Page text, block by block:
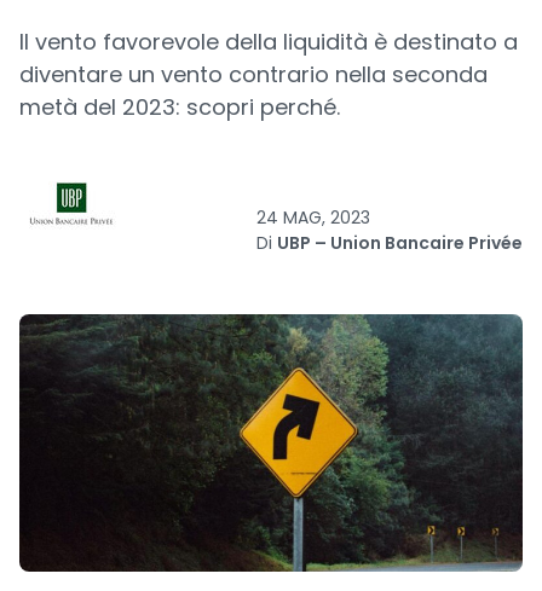
Il vento favorevole della liquidità è destinato a
diventare un vento contrario nella seconda
metà del 2023: scopri perché.
24 MAG, 2023
Di UBP – Union Bancaire Privée